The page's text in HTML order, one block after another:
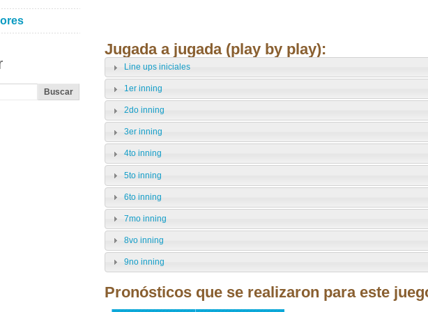
Jugada a jugada (play by play):
Line ups iniciales
1er inning
2do inning
3er inning
4to inning
5to inning
6to inning
7mo inning
8vo inning
9no inning
Pronósticos que se realizaron para este